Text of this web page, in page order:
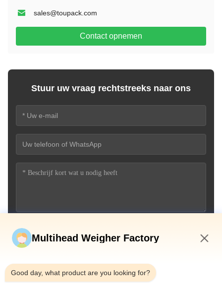
sales@toupack.com
Contact opnemen
Stuur uw vraag rechtstreeks naar ons
Multihead Weigher Factory
Good day, what product are you looking for?